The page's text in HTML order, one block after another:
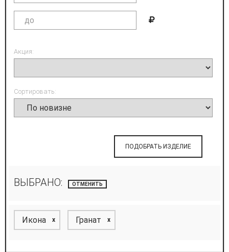
Акция:
Сортировать:
ПОДОБРАТЬ ИЗДЕЛИЕ
ВЫБРАНО: ОТМЕНИТЬ
Икона x Гранат x